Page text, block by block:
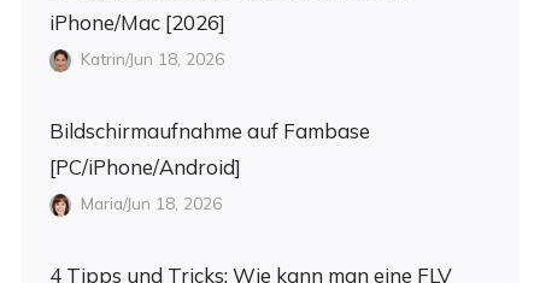
iPhone/Mac [2026]
Katrin/Jun 18, 2026
Bildschirmaufnahme auf Fambase
[PC/iPhone/Android]
Maria/Jun 18, 2026
4 Tipps und Tricks: Wie kann man eine FLV